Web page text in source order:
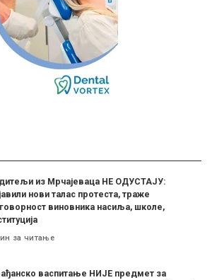
из Мрчајеваца НЕ ОДУСТАЈУ:
нови талас протеста, траже
виновника насиља, школе,
за читање
васпитање НИЈЕ предмет за